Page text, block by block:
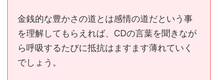
金銭的な豊かさの道とは感情の道だという事
を理解してもらえれば、CDの言葉を聞きなが
ら呼吸するたびに抵抗はますます薄れていく
でしょう。